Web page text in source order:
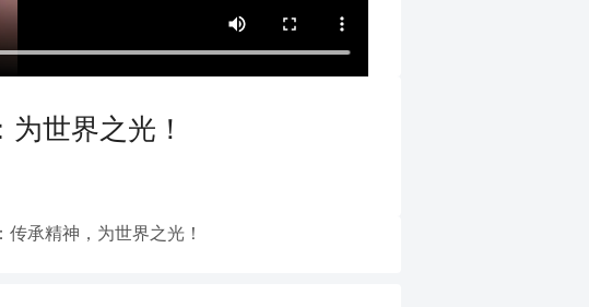
世界之光！
传承精神，为世界之光！